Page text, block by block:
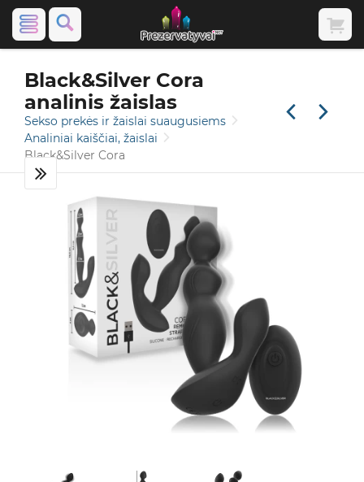
Black&Silver Cora
analinis žaislas
Sekso prekės ir žaislai suaugusiems
Analiniai kaiščiai, žaislai
Black&Silver Cora